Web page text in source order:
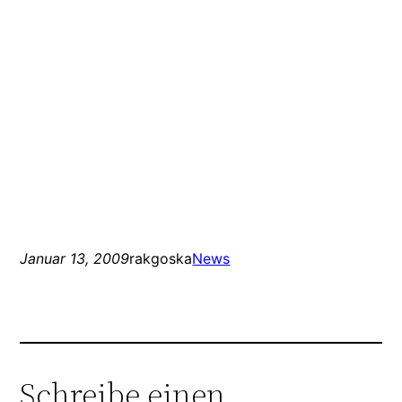
Januar 13, 2009rakgoskaNews